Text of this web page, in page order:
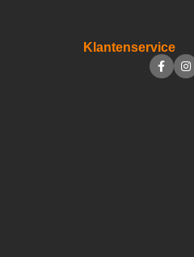
Klantenservice